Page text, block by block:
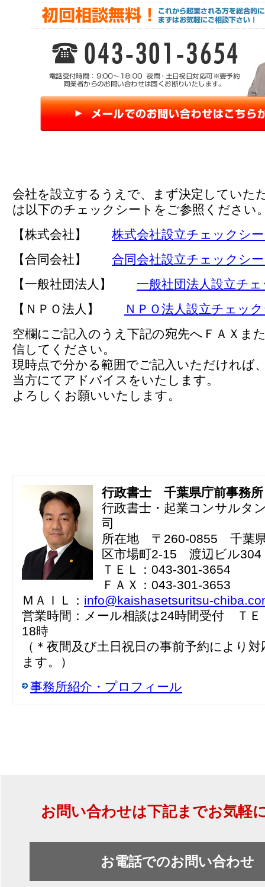
会社を設立するうえで、まず決定していた
は以下のチェックシートをご参照ください
【株式会社】 株式会社設立チェックシ
【合同会社】 合同会社設立チェックシ
【一般社団法人】 一般社団法人設立チ
【ＮＰＯ法人】
ＮＰＯ法人設立チェッ
空欄にご記入のうえ下記の宛先へＦＡＸま
信してください。
現時点で分かる範囲でご記入いただければ
当方にてアドバイスをいたします。
よろしくお願いいたします。
行政書士 千葉県庁前事務所
行政書士・起業コンサルタ
司
所在地 〒260-0855 千葉
区市場町2-15 渡辺ビル304
ＴＥＬ：043-301-3654
ＦＡＸ：043-301-3653
ＭＡＩＬ： info@kaishasetsuritsu-
営業時間：メール相談は24時間受付 ＴＥ
18時
（＊夜間及び土日祝日の事前予約により
ます。）
事務所紹介・プロフィール
お問い合わせは下記までお気軽
お電話でのお問い合わせ